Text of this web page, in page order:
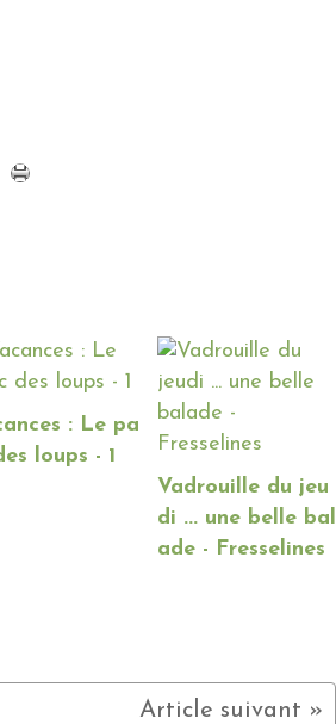
: Le pa
loups - 1
Vadrouille du jeu
di ... une belle bal
ade - Fresselines